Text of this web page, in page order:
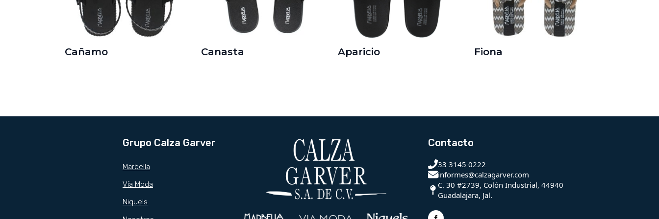
Cañamo Canasta Aparicio Fiona
Grupo Calza Garver
Marbella
Vía Moda
Niquels
Contacto
33 3145 0222
informes@calzagarver.com
C. 30 #2739, Colón Industrial, 44940
Guadalajara, Jal.